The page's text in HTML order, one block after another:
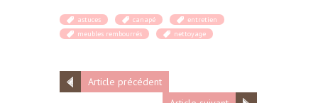
astuces canapé
entretien
meubles rembourrés
nettoyage
Article précédent